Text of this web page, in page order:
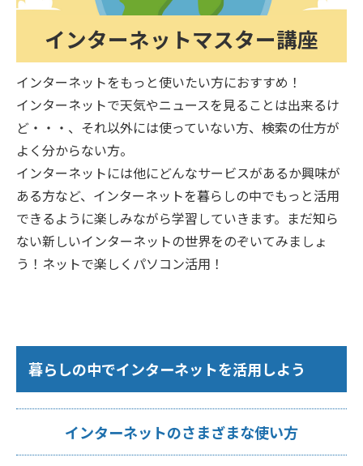
インターネットマスター講座
インターネットをもっと使いたい方におすすめ！
インターネットで天気やニュースを見ることは出来るけ
ど・・・、それ以外には使っていない方、検索の仕方が
よく分からない方。
インターネットには他にどんなサービスがあるか興味が
ある方など、インターネットを暮らしの中でもっと活用
できるように楽しみながら学習していきます。まだ知ら
ない新しいインターネットの世界をのぞいてみましょ
う！ネットで楽しくパソコン活用！
暮らしの中でインターネットを活用しよう
インターネットのさまざまな使い方